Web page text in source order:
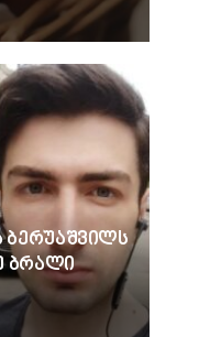
ბერუაშვილს
ბრალი